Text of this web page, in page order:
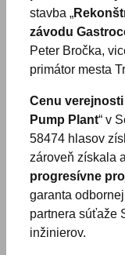
stavba „
závodu
Peter Bročka,
primátor mesta
Cenu verejnosti
Pump Plant“ v
58474 hlasov
zároveň získala
progresívne
garanta
partnera súťaže
inžinierov.